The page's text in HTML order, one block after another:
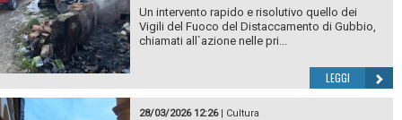
Un intervento rapido e risolutivo quello dei
Vigili del Fuoco del Distaccamento di Gubbio,
chiamati all`azione nelle pri...
LEGGI
28/03/2026 12:26| Cultura